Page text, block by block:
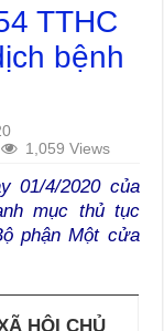
TTHC
bệnh
1,059 Views
01/4/2020 của
mục thủ tục
phận Một cửa
HỘI CHỦ